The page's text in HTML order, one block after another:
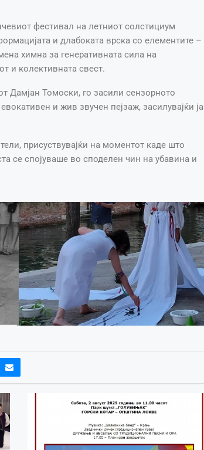
фестивал на летниот солстициум
и длабоката врска со елементите –
химна за генеративната сила на
и колективната свест.
Дамјан Томоски, го засили сензорното
и жив звучен пејзаж, засилувајќи ја
присуствувајќи на моментот каде што
се спојуваше во споделен чин на убавина и